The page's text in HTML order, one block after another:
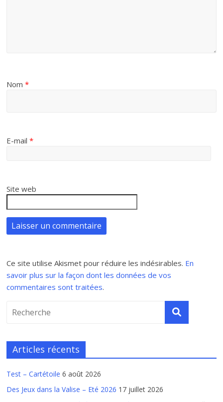
Nom*
E-mail*
Site web
Ce site utilise Akismet pour réduire les indésirables. En
savoir plus sur la façon dont les données de vos
commentaires sont traitées.
Articles récents
Test – Cartétoile 6 août 2026
Des Jeux dans la Valise – Eté 2026 17 juillet 2026